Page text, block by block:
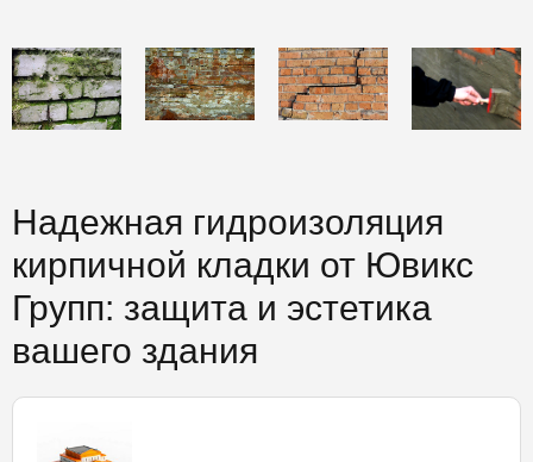
Надежная гидроизоляция
кирпичной кладки от Ювикс
Групп: защита и эстетика
вашего здания